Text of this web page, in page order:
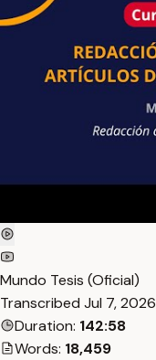
Mundo Tesis (Oficial)
Transcribed Jul 7, 2026
Duration: 142:58
Words: 18,459